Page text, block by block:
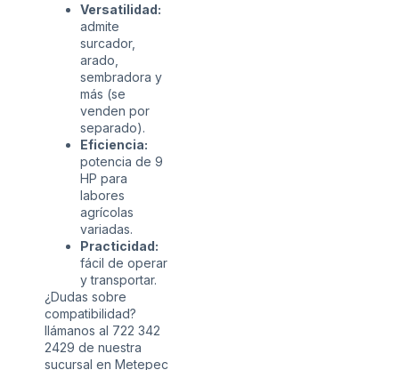
Versatilidad:
admite
surcador,
arado,
sembradora y
más (se
venden por
separado).
Eficiencia:
potencia de 9
HP para
labores
agrícolas
variadas.
Practicidad:
fácil de operar
y transportar.
¿Dudas sobre
compatibilidad?
llámanos al 722 342
2429 de nuestra
sucursal en Metepec